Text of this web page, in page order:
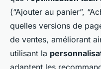
(“Ajouter au panier”,
quelles versions de
de ventes, améliorant
utilisant la
adaptent les